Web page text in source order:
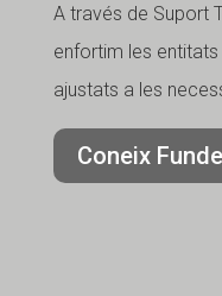
A través de Suport
enfortim les
ajustats a les
Coneix